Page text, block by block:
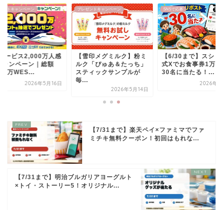
ントキャンペーン
ービス2,000万人感
ャンペーン｜総額
万WES...
2026年5月16日
プレゼントキャンペーン
【雪印メグミルク】粉ミ
ルク「ぴゅあ＆たっち」
スティックサンプルが
毎...
2026年5月14日
SNSで応募
【6/30まで】スシロ
式Xでお食事券1万円
30名に当たる！...
2026年6
【7/31まで】楽天ペイ×ファミマでファ
ミチキ無料クーポン！初回はもれな...
【7/31まで】明治ブルガリアヨーグルト
×トイ・ストーリー5！オリジナル...